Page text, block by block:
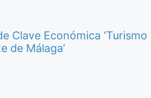
Clave Económica ‘Turismo
de Málaga’